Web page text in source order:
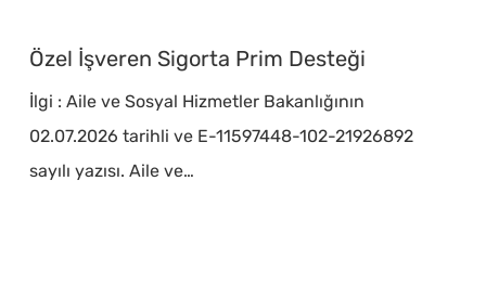
İşveren
Prim
Desteği
Özel İşveren Sigorta Prim Desteği
İlgi : Aile ve Sosyal Hizmetler Bakanlığının
02.07.2026 tarihli ve E-11597448-102-21926892
sayılı yazısı. Aile ve…